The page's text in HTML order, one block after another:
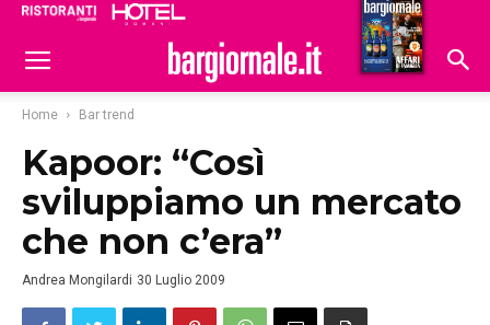
Hoteldomani
Home Bar trend
Kapoor: “Così
sviluppiamo un mercato
che non c’era”
Andrea Mongilardi 30 Luglio 2009